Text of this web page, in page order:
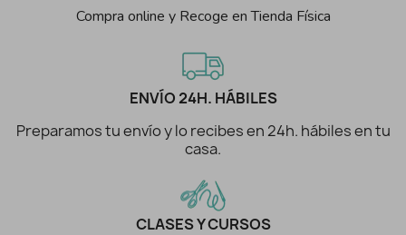
Compra online y Recoge en Tienda Física
ENVÍO 24H. HÁBILES
Preparamos tu envío y lo recibes en 24h. hábiles en tu
casa.
CLASES Y CURSOS